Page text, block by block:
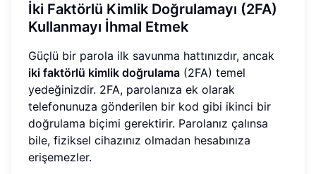
İki Faktörlü Kimlik Doğrulamayı (2FA)
Kullanmayı İhmal Etmek
Güçlü bir parola ilk savunma hattınızdır, ancak
iki faktörlü kimlik doğrulama (2FA) temel
yedeğinizdir. 2FA, parolanıza ek olarak
telefonunuza gönderilen bir kod gibi ikinci bir
doğrulama biçimi gerektirir. Parolanız çalınsa
bile, fiziksel cihazınız olmadan hesabınıza
erişemezler.